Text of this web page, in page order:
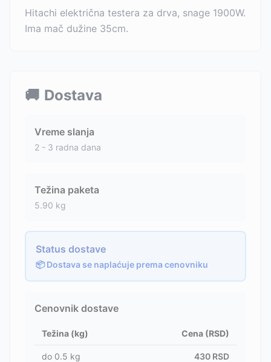
Hitachi električna testera za drva, snage 1900W.
Ima mač dužine 35cm.
🚚 Dostava
Vreme slanja
2 - 3 radna dana
Težina paketa
5.90 kg
Status dostave
📦 Dostava se naplaćuje prema cenovniku
Cenovnik dostave
Težina (kg) Cena (RSD)
do 0.5 kg 430 RSD